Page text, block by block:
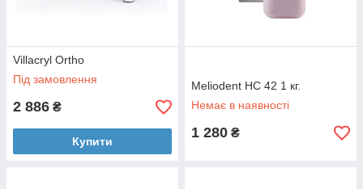
Villacryl Ortho
Під замовлення
2 886 ₴
Купити
Meliodent HC 42 1 кг.
Немає в наявності
1 280 ₴